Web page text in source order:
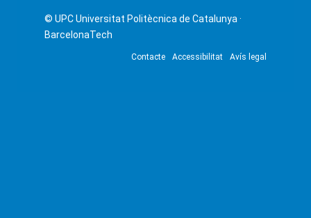
© UPCUniversitat Politècnica de Catalunya ·
BarcelonaTech
Contacte Accessibilitat Avís legal